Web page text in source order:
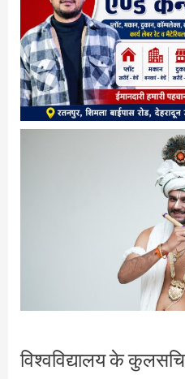
विश्वविद्यालय के